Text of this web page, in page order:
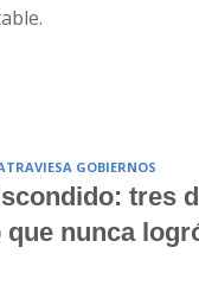
GOBIERNOS
tres
que nunca